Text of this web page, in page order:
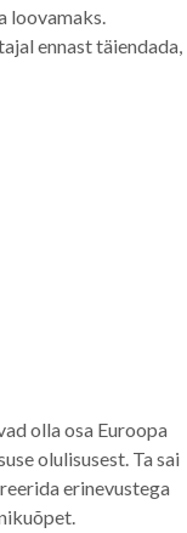
loovamaks.
ennast täiendada,
olla osa Euroopa
olulisusest. Ta sai
erinevustega